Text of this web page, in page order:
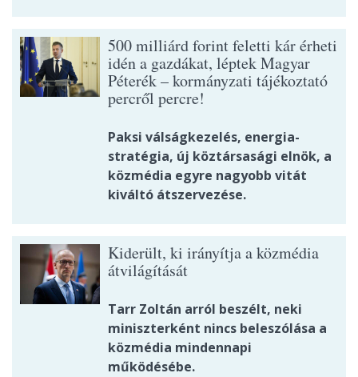
500 milliárd forint feletti kár érheti
idén a gazdákat, léptek Magyar
Péterék – kormányzati tájékoztató
percről percre!
Paksi válságkezelés, energia-
stratégia, új köztársasági elnök, a
közmédia egyre nagyobb vitát
kiváltó átszervezése.
Kiderült, ki irányítja a közmédia
átvilágítását
Tarr Zoltán arról beszélt, neki
miniszterként nincs beleszólása a
közmédia mindennapi
működésébe.